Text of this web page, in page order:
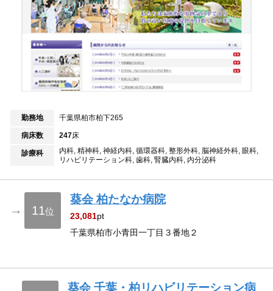
勤務地 千葉県柏市柏下265
病床数 247床
診療科
内科, 精神科, 神経内科, 循環器科, 整形外科, 脳神経外科, 眼科,
リハビリテーション科, 歯科, 腎臓内科, 内分泌科
→ 11位
葵会 柏たなか病院
23,081pt
千葉県柏市小青田一丁目３番地２
葵会 千葉・柏リハビリテーション病